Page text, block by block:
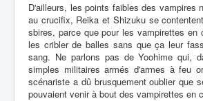
D'ailleurs, les points faibles des vampires
au crucifix, Reika et Shizuku se
sbires, parce que pour les vampirettes
les cribler de balles sans que ça leur
sang. Ne parlons pas de Yoohime qui,
simples militaires armés d'armes à feu
scénariste a dû brusquement oublier que
pouvaient venir à bout des vampirettes en